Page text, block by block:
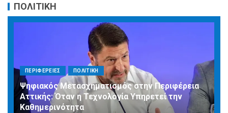
ΠΟΛΙΤΙΚΗ
ΠΕΡΙΦΕΡΕΙΕΣ ΠΟΛΙΤΙΚΗ
Ψηφιακός Μετασχηματισμός στην Περιφέρεια
Αττικής: Όταν η Τεχνολογία Υπηρετεί την
Καθημερινότητα